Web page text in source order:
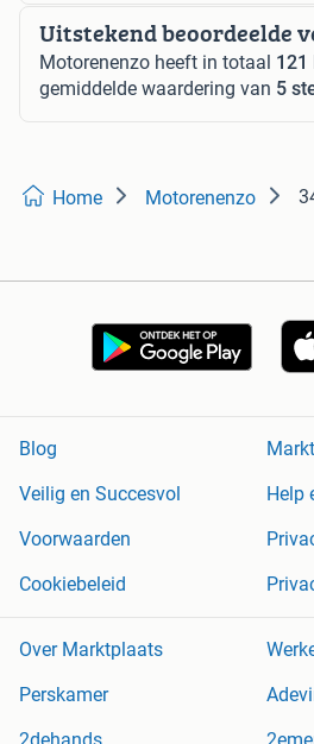
Uitstekend beoordeelde
Motorenenzo heeft in totaal 121
gemiddelde waardering van 5
Home Motorenenzo
Blog
Veilig en Succesvol
Help
Voorwaarden
Cookiebeleid
Over Marktplaats
Perskamer